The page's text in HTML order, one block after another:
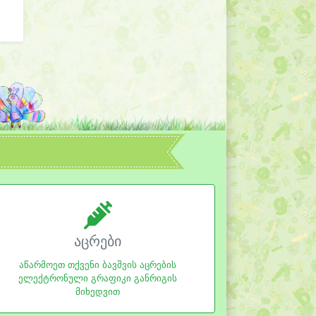
აცრები
აწარმოეთ თქვენი ბავშვის აცრების
ელექტრონული გრაფიკი განრიგის
მიხედვით